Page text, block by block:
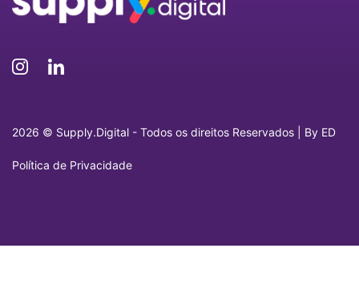
2026 © Supply.Digital - Todos os direitos Reservados | By ED
Política de Privacidade